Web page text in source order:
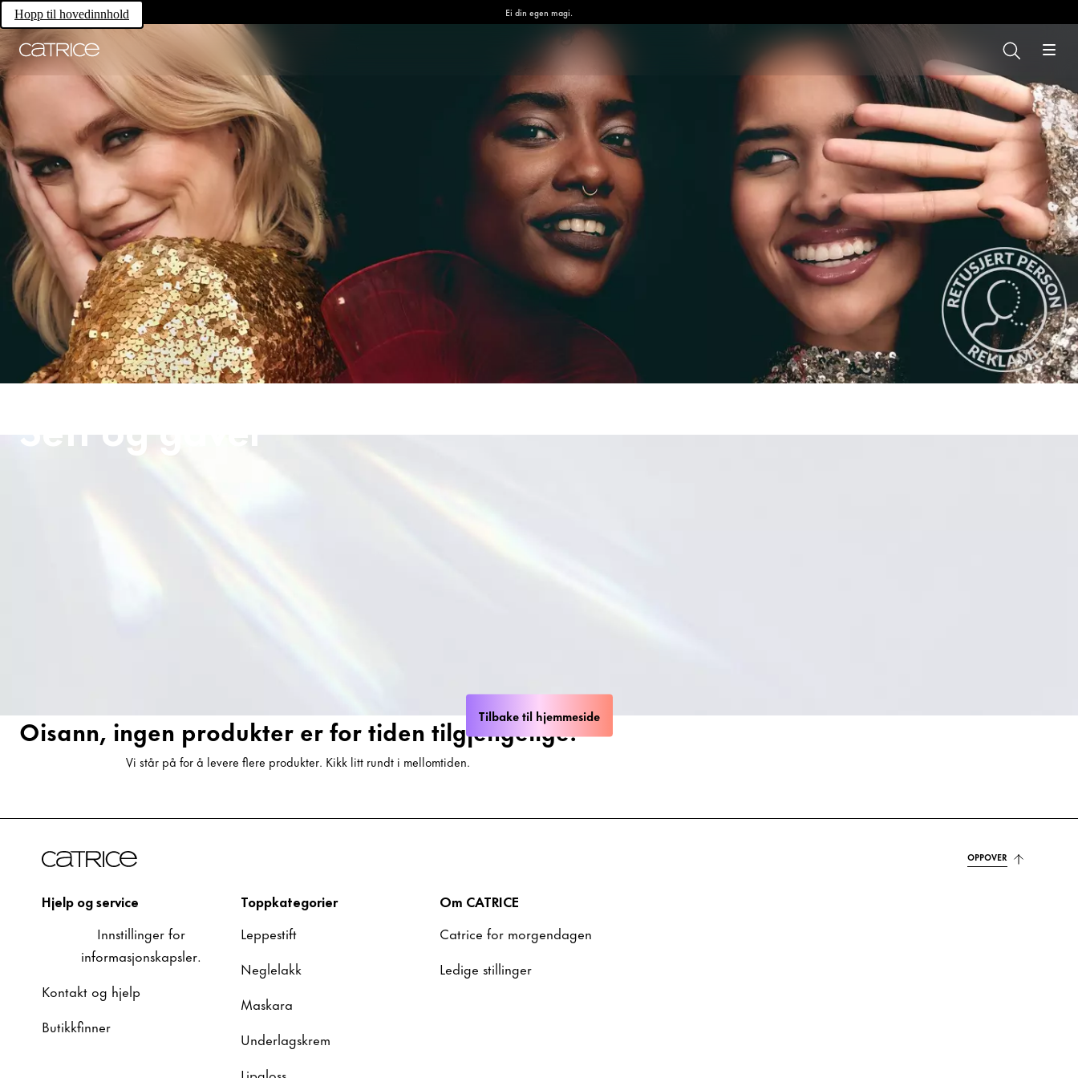
Hopp til hovedinnhold Ei din egen magi.
Sett og gaver
Oisann, ingen produkter er for tiden tilgjengelige!
Vi står på for å levere flere produkter. Kikk litt rundt i mellomtiden.
Tilbake til hjemmeside
OPPOVER
Hjelp og service
Innstillinger for
informasjonskapsler.
Kontakt og hjelp
Butikkfinner
Toppkategorier
Leppestift
Neglelakk
Maskara
Underlagskrem
Om CATRICE
Catrice for morgendagen
Ledige stillinger